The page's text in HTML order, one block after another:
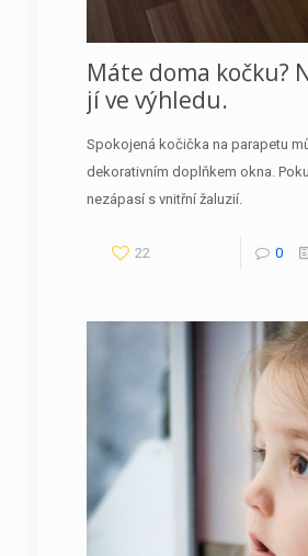
Máte doma kočku?
jí ve výhledu.
Spokojená kočička na parapetu
dekorativním doplňkem okna.
nezápasí s vnitřní žaluzií.
22 0